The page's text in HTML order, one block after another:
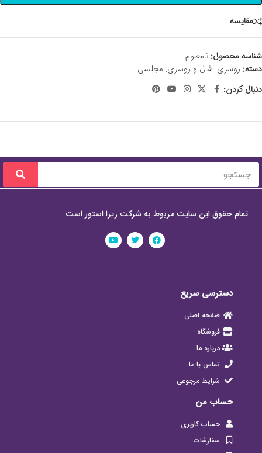
مقايسه
شناسه محصول: نامعلوم
دسته: روسری, شال و روسری, مجلسی
دنبال کردن:
تمام حقوق این سایت مربوط به شرکت ریرا استور است
دسترسی سریع
صفحه اصلی
فروشگاه
درباره ما
تماس با ما
شرایط مرجوعی
حساب من
حساب کاربری
سفارشات